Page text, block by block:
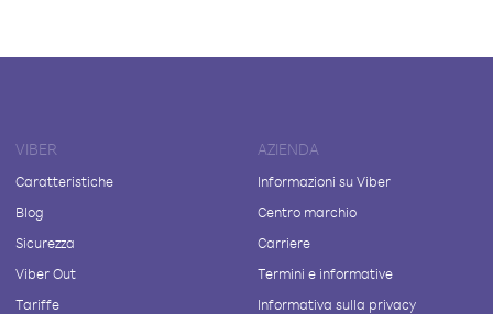
VIBER
Caratteristiche
Blog
Sicurezza
Viber Out
Tariffe
AZIENDA
Informazioni su Viber
Centro marchio
Carriere
Termini e informative
Informativa sulla privacy